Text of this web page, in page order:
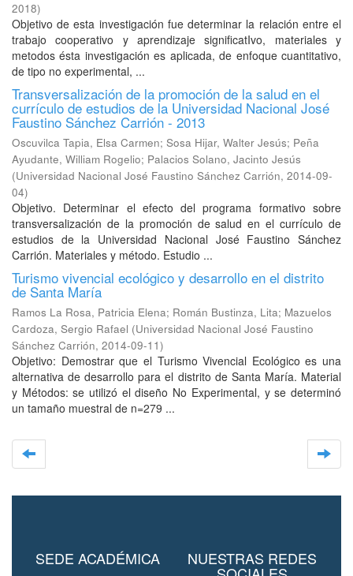
2018)
Objetivo de esta investigación fue determinar la relación entre el
trabajo cooperativo y aprendizaje significatIvo, materiales y
metodos ésta investigación es aplicada, de enfoque cuantitativo,
de tipo no experimental, ...
Transversalización de la promoción de la salud en el
currículo de estudios de la Universidad Nacional José
Faustino Sánchez Carrión - 2013
Oscuvilca Tapia, Elsa Carmen; Sosa Hijar, Walter Jesús; Peña
Ayudante, William Rogelio; Palacios Solano, Jacinto Jesús
(Universidad Nacional José Faustino Sánchez Carrión, 2014-09-
04)
Objetivo. Determinar el efecto del programa formativo sobre
transversalización de la promoción de salud en el currículo de
estudios de la Universidad Nacional José Faustino Sánchez
Carrión. Materiales y método. Estudio ...
Turismo vivencial ecológico y desarrollo en el distrito
de Santa María
Ramos La Rosa, Patricia Elena; Román Bustinza, Lita; Mazuelos
Cardoza, Sergio Rafael (Universidad Nacional José Faustino
Sánchez Carrión, 2014-09-11)
Objetivo: Demostrar que el Turismo Vivencial Ecológico es una
alternativa de desarrollo para el distrito de Santa María. Material
y Métodos: se utilizó el diseño No Experimental, y se determinó
un tamaño muestral de n=279 ...
SEDE ACADÉMICA NUESTRAS REDES